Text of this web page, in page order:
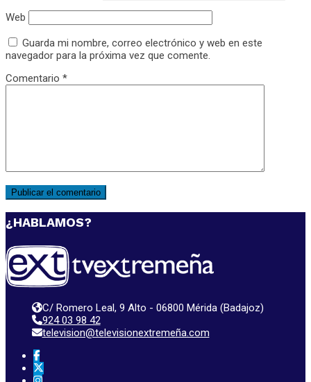
Web
Guarda mi nombre, correo electrónico y web en este
navegador para la próxima vez que comente.
Comentario *
¿HABLAMOS?
C/ Romero Leal, 9 Alto - 06800 Mérida (Badajoz)
924 03 98 42
television@televisionextremeña.com